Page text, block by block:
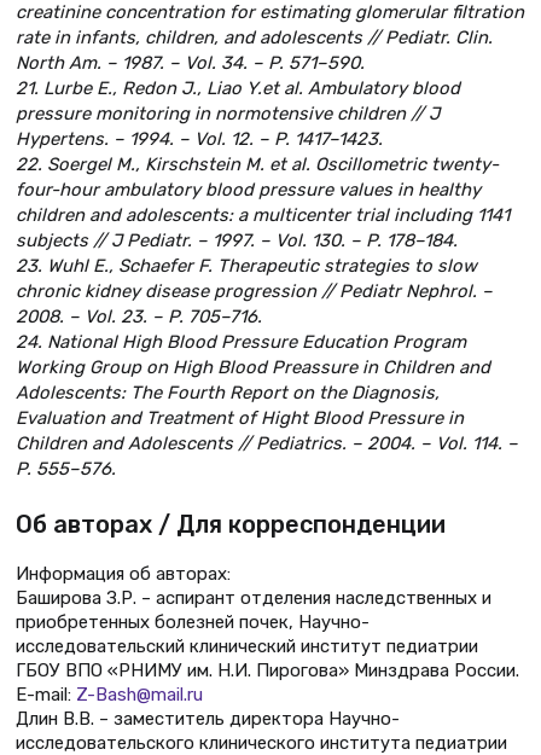
creatinine concentration for estimating glomerular filtration
rate in infants, children, and adolescents // Pediatr. Clin.
North Am. – 1987. – Vol. 34. – P. 571–590.
21. Lurbe E., Redon J., Liao Y.et al. Ambulatory blood
pressure monitoring in normotensive children // J
Hypertens. – 1994. – Vol. 12. – P. 1417–1423.
22. Soergel M., Kirschstein M. et al. Oscillometric twenty-
four-hour ambulatory blood pressure values in healthy
children and adolescents: a multicenter trial including 1141
subjects // J Pediatr. – 1997. – Vol. 130. – P. 178–184.
23. Wuhl E., Schaefer F. Therapeutic strategies to slow
chronic kidney disease progression // Pediatr Nephrol. –
2008. – Vol. 23. – P. 705–716.
24. National High Blood Pressure Education Program
Working Group on High Blood Preassure in Children and
Adolescents: The Fourth Report on the Diagnosis,
Evaluation and Treatment of Hight Blood Pressure in
Children and Adolescents // Pediatrics. – 2004. – Vol. 114. –
P. 555–576.
Об авторах / Для корреспонденции
Информация об авторах:
Баширова З.Р. – аспирант отделения наследственных и
приобретенных болезней почек, Научно-
исследовательский клинический институт педиатрии
ГБОУ ВПО «РНИМУ им. Н.И. Пирогова» Минздрава России.
E-mail: Z-Bash@mail.ru
Длин В.В. – заместитель директора Научно-
исследовательского клинического института педиатрии